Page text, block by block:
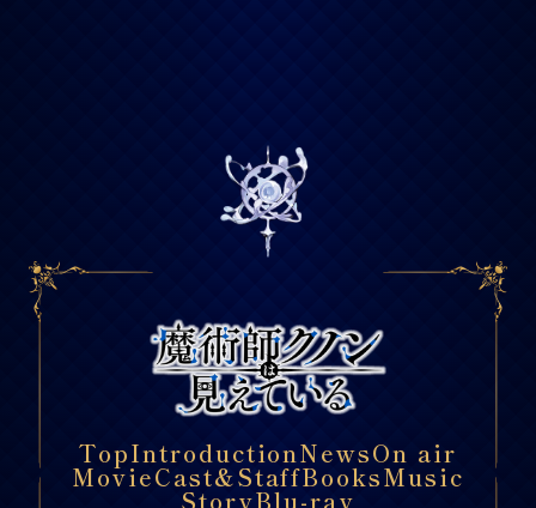
TopIntroductionNewsOn air
MovieCast&StaffBooksMusic
StoryBlu-ray